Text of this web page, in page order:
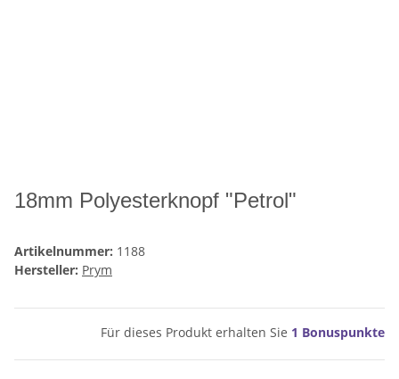
18mm Polyesterknopf "Petrol"
Artikelnummer: 1188
Hersteller: Prym
Für dieses Produkt erhalten Sie 1 Bonuspunkte